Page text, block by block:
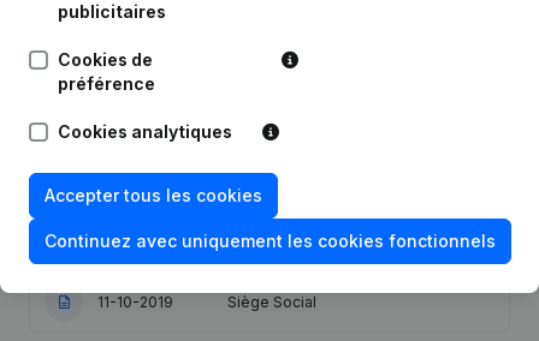
23-08-2021
Autres Modifications, …) -
Modification Forme Juridique -
13-08-2020
Capital, Actions - Demissions,
Nominations
11-10-2019 Siège Social
publicitaires
Cookies de
préférence
Cookies analytiques
Accepter tous les cookies
Continuez avec uniquement les cookies fonctionnels